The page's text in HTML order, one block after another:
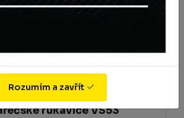
rukavice VS53
Rozumím a zavřít